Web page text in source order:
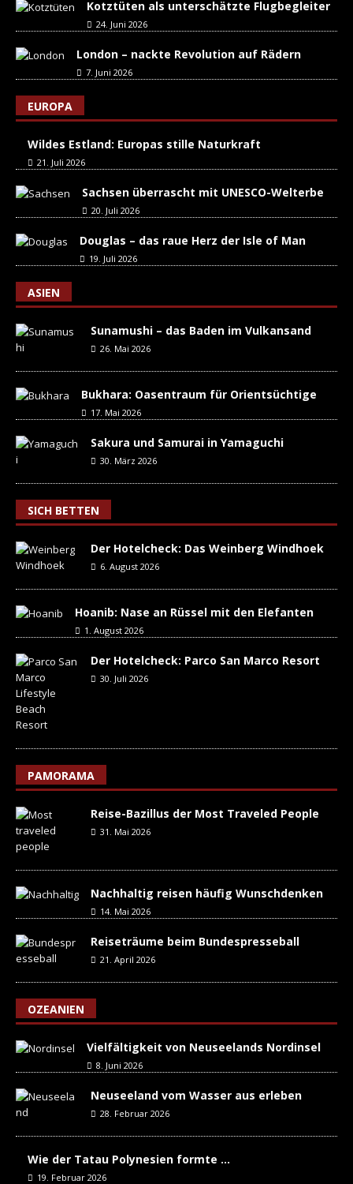
Kotztüten als unterschätzte Flugbegleiter
24. Juni 2026
London – nackte Revolution auf Rädern
7. Juni 2026
EUROPA
Wildes Estland: Europas stille Naturkraft
21. Juli 2026
Sachsen überrascht mit UNESCO-Welterbe
20. Juli 2026
Douglas – das raue Herz der Isle of Man
19. Juli 2026
ASIEN
Sunamushi – das Baden im Vulkansand
26. Mai 2026
Bukhara: Oasentraum für Orientsüchtige
17. Mai 2026
Sakura und Samurai in Yamaguchi
30. März 2026
SICH BETTEN
Der Hotelcheck: Das Weinberg Windhoek
6. August 2026
Hoanib: Nase an Rüssel mit den Elefanten
1. August 2026
Der Hotelcheck: Parco San Marco Resort
30. Juli 2026
PAMORAMA
Reise-Bazillus der Most Traveled People
31. Mai 2026
Nachhaltig reisen häufig Wunschdenken
14. Mai 2026
Reiseträume beim Bundespresseball
21. April 2026
OZEANIEN
Vielfältigkeit von Neuseelands Nordinsel
8. Juni 2026
Neuseeland vom Wasser aus erleben
28. Februar 2026
Wie der Tatau Polynesien formte …
19. Februar 2026